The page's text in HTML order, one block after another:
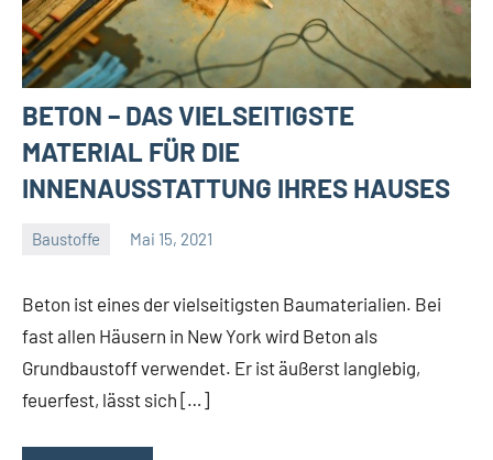
BETON – DAS VIELSEITIGSTE
MATERIAL FÜR DIE
INNENAUSSTATTUNG IHRES HAUSES
Baustoffe Mai 15, 2021
Beton ist eines der vielseitigsten Baumaterialien. Bei
fast allen Häusern in New York wird Beton als
Grundbaustoff verwendet. Er ist äußerst langlebig,
feuerfest, lässt sich […]